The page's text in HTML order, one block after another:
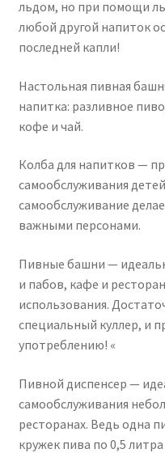
льдом, но при помощи
любой другой напиток
последней капли!
Настольная пивная
напитка: разливное
кофе и чай.
Колба для напитков —
самообслуживания
самообслуживание
важными персонами.
Пивные башни —
и пабов, кафе и
использования.
специальный куллер, и
употреблению! «
Пивной диспенсер —
самообслуживания
ресторанах. Ведь одна
кружек пива по 0,5